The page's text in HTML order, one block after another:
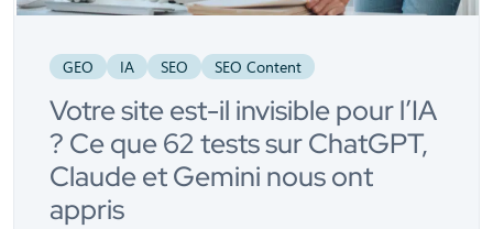
GEO IA SEO SEO Content
Votre site est-il invisible pour l’IA
? Ce que 62 tests sur ChatGPT,
Claude et Gemini nous ont
appris